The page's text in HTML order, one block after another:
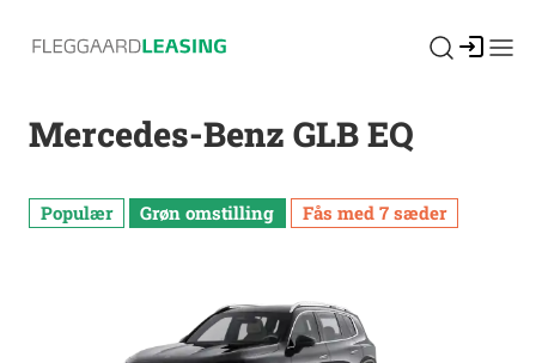
Log ind
Mercedes-Benz GLB EQ